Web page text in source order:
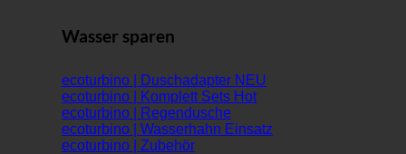
Wasser sparen
ecoturbino | Duschadapter
ecoturbino | Komplett Sets
ecoturbino | Regendusche
ecoturbino | Wasserhahn Einsatz
ecoturbino | Zubehör